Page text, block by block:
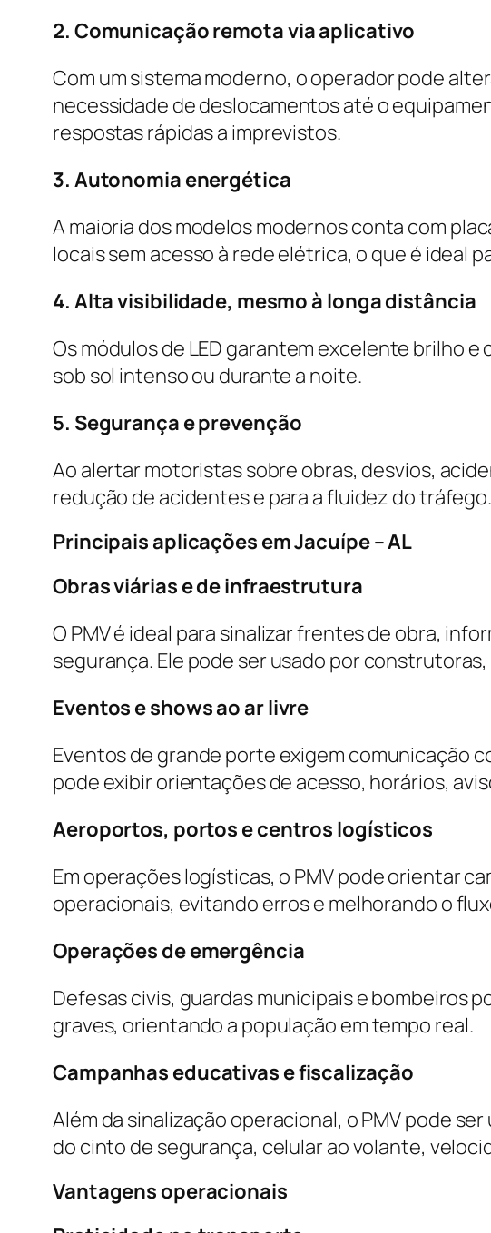
2. Comunicação remota via aplicativo
Com um sistema moderno, o operador pode
necessidade de deslocamentos até o
respostas rápidas a imprevistos.
3. Autonomia energética
A maioria dos modelos modernos conta com
locais sem acesso à rede elétrica, o que é ideal
4. Alta visibilidade, mesmo à longa distância
Os módulos de LED garantem excelente brilho
sob sol intenso ou durante a noite.
5. Segurança e prevenção
Ao alertar motoristas sobre obras, desvios,
redução de acidentes e para a fluidez do tráfego.
Principais aplicações em Jacuípe – AL
Obras viárias e de infraestrutura
O PMV é ideal para sinalizar frentes de obra,
segurança. Ele pode ser usado por
Eventos e shows ao ar livre
Eventos de grande porte exigem comunicação
pode exibir orientações de acesso, horários,
Aeroportos, portos e centros logísticos
Em operações logísticas, o PMV pode orientar
operacionais, evitando erros e melhorando o
Operações de emergência
Defesas civis, guardas municipais e bombeiros
graves, orientando a população em tempo real.
Campanhas educativas e fiscalização
Além da sinalização operacional, o PMV pode
do cinto de segurança, celular ao volante,
Vantagens operacionais